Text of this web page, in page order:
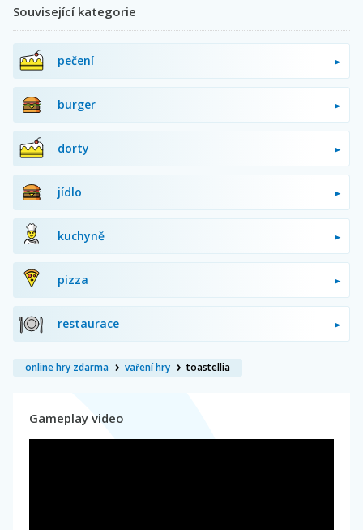
Související kategorie
pečení
burger
dorty
jídlo
kuchyně
pizza
restaurace
online hry zdarma vaření hry toastellia
Gameplay video